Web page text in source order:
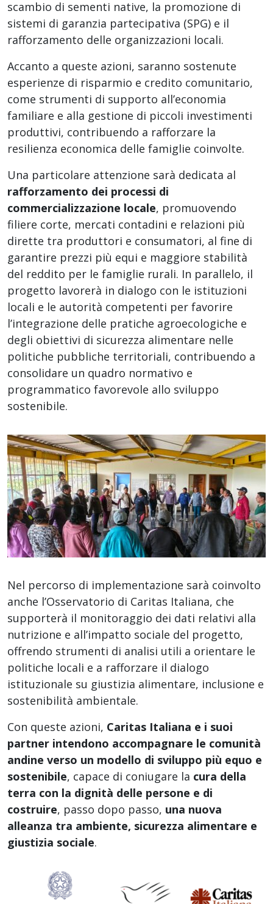
scambio di sementi native, la promozione di
sistemi di garanzia partecipativa (SPG) e il
rafforzamento delle organizzazioni locali.
Accanto a queste azioni, saranno sostenute
esperienze di risparmio e credito comunitario,
come strumenti di supporto all’economia
familiare e alla gestione di piccoli investimenti
produttivi, contribuendo a rafforzare la
resilienza economica delle famiglie coinvolte.
Una particolare attenzione sarà dedicata al
rafforzamento dei processi di
commercializzazione locale, promuovendo
filiere corte, mercati contadini e relazioni più
dirette tra produttori e consumatori, al fine di
garantire prezzi più equi e maggiore stabilità
del reddito per le famiglie rurali. In parallelo, il
progetto lavorerà in dialogo con le istituzioni
locali e le autorità competenti per favorire
l’integrazione delle pratiche agroecologiche e
degli obiettivi di sicurezza alimentare nelle
politiche pubbliche territoriali, contribuendo a
consolidare un quadro normativo e
programmatico favorevole allo sviluppo
sostenibile.
Nel percorso di implementazione sarà coinvolto
anche l’Osservatorio di Caritas Italiana, che
supporterà il monitoraggio dei dati relativi alla
nutrizione e all’impatto sociale del progetto,
offrendo strumenti di analisi utili a orientare le
politiche locali e a rafforzare il dialogo
istituzionale su giustizia alimentare, inclusione e
sostenibilità ambientale.
Con queste azioni, Caritas Italiana e i suoi
partner intendono accompagnare le comunità
andine verso un modello di sviluppo più equo e
sostenibile, capace di coniugare la cura della
terra con la dignità delle persone e di
costruire, passo dopo passo, una nuova
alleanza tra ambiente, sicurezza alimentare e
giustizia sociale.